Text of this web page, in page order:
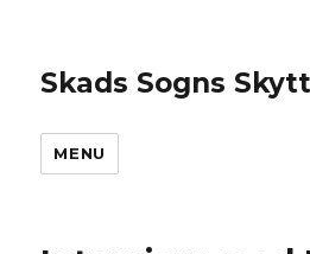
Skads Sogns
MENU